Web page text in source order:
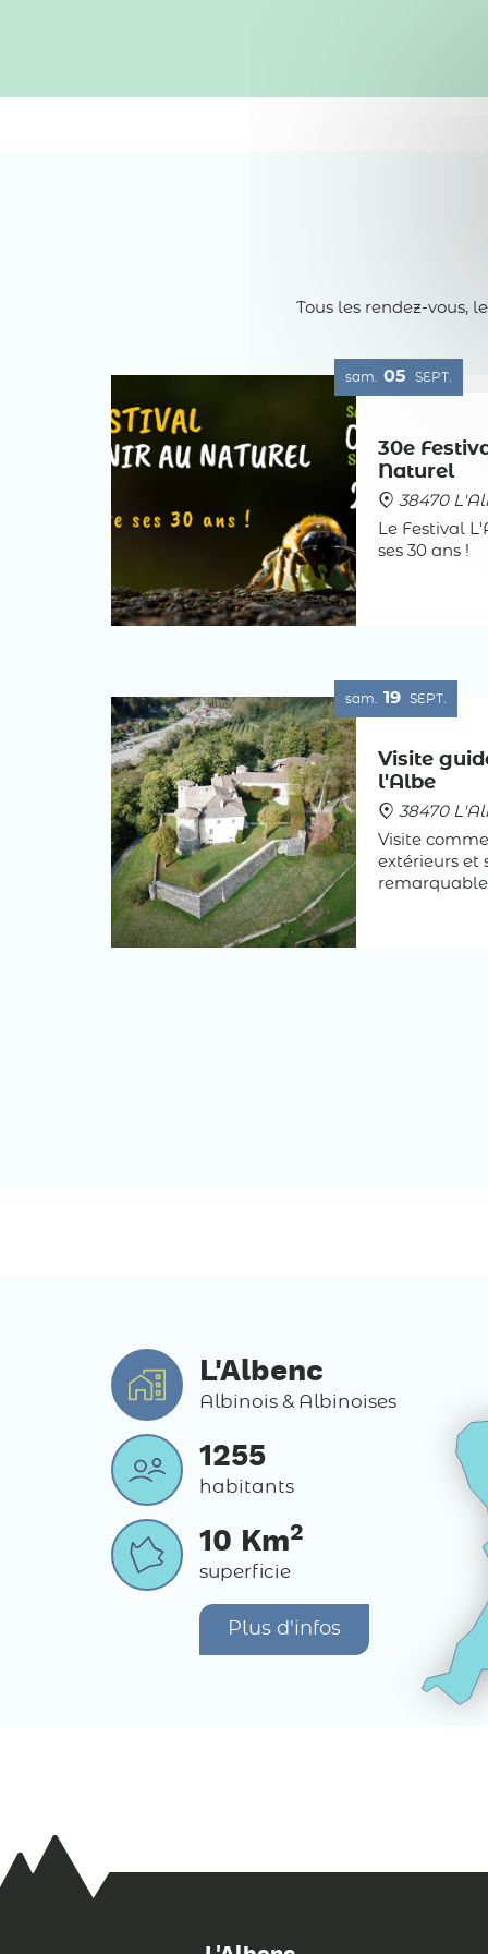
Tous les rendez-vous,
sam. 05 SEPT.
30e
Naturel
38470
Le Festival
ses 30 ans !
sam. 19 SEPT.
Visite
l'Albe
38470
Visite
extérieurs et
L'Albenc
Albinois & Albinoises
1255
habitants
10 Km2
superficie
Plus d'infos